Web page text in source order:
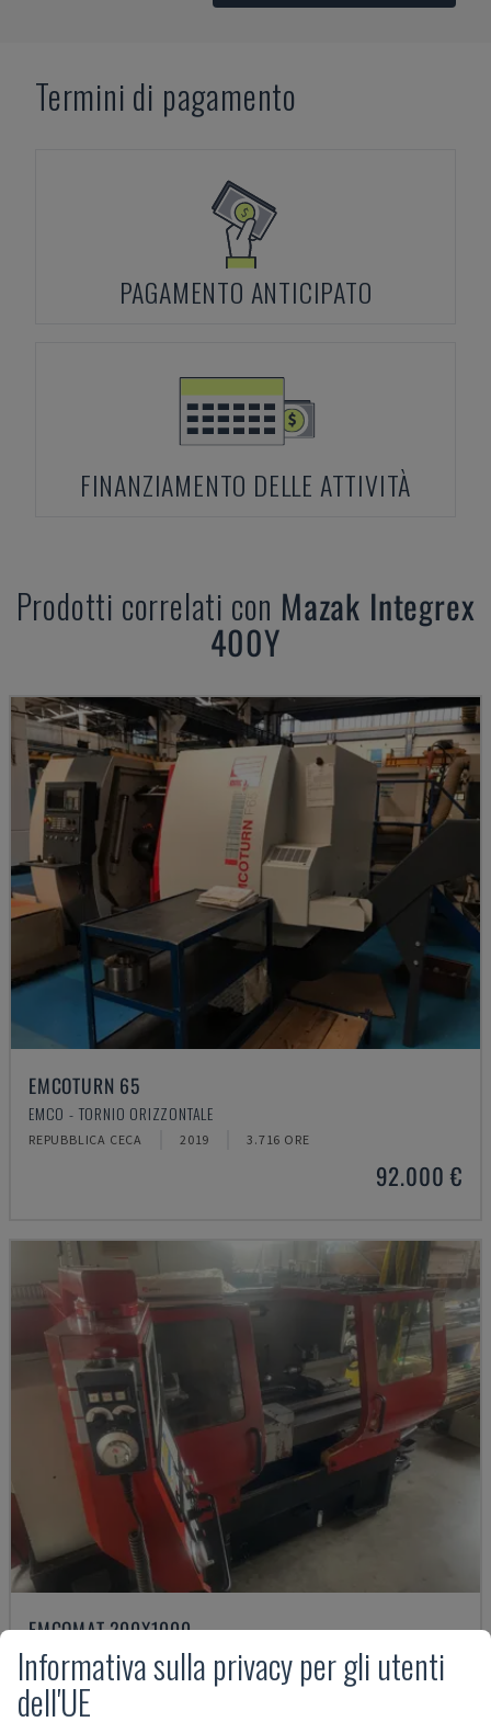
Termini di pagamento
PAGAMENTO ANTICIPATO
FINANZIAMENTO DELLE ATTIVITÀ
Prodotti correlati con Mazak Integrex
400Y
EMCOTURN 65
EMCO - TORNIO ORIZZONTALE
REPUBBLICA CECA 2019 3.716 ORE
92.000 €
EMCOMAT 200X1000
EMCO - TORNIO ORIZZONTALE
GERMANIA 2001
Informativa sulla privacy per gli utenti
dell'UE